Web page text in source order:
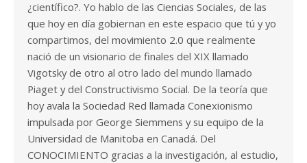
¿científico?. Yo hablo de las Ciencias Sociales, de las
que hoy en día gobiernan en este espacio que tú y yo
compartimos, del movimiento 2.0 que realmente
nació de un visionario de finales del XIX llamado
Vigotsky de otro al otro lado del mundo llamado
Piaget y del Constructivismo Social. De la teoría que
hoy avala la Sociedad Red llamada Conexionismo
impulsada por George Siemmens y su equipo de la
Universidad de Manitoba en Canadá. Del
CONOCIMIENTO gracias a la investigación, al estudio,